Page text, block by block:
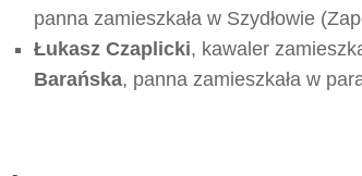
panna zamieszkała w Szydłowie
Łukasz Czaplicki, kawaler
Barańska, panna zamieszkała w